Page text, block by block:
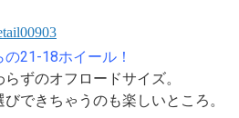
21-18ホイール！
ずのオフロードサイズ。
できちゃうのも楽しいところ。